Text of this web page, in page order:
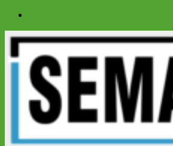
Saltar
contenido